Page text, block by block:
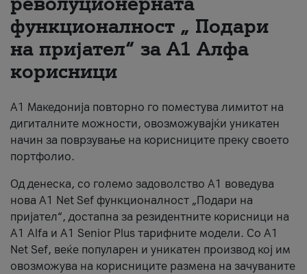
За нас
#ПодобарОнлајн
функционалност „ Подари
на пријател“ за А1 Алфа
корисници
А1 Македонија повторно го поместува лимитот на
дигиталните можности, овозможувајќи уникатен
начин за поврзување на корисниците преку своето
портфолио.
Од денеска, со големо задоволство А1 воведува
нова A1 Net Sef функционалност „Подари на
пријател“, достапна за резидентните корисници на
А1 Alfa и A1 Senior Plus тарифните модели. Со A1
Net Sef, веќе популарен и уникатен производ кој им
овозможува на корисниците размена на зачуваните